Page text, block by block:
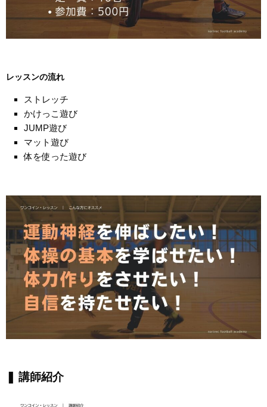
レッスンの流れ
ストレッチ
かけっこ遊び
JUMP遊び
マット遊び
体を使った遊び
❚ 講師紹介